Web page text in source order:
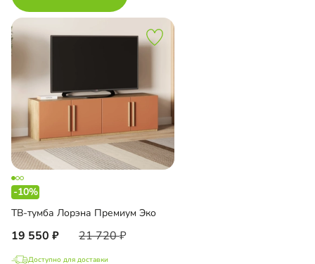
-10%
ТВ-тумба Лорэна Премиум Эко
19 550 21 720
Доступно для доставки